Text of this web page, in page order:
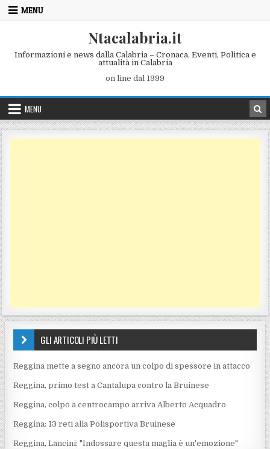
Skip to content
MENU
Ntacalabria.it
Informazioni e news dalla Calabria – Cronaca, Eventi, Politica e
attualità in Calabria
on line dal 1999
MENU
GLI ARTICOLI PIÙ LETTI
Reggina mette a segno ancora un colpo di spessore in attacco
Reggina, primo test a Cantalupa contro la Bruinese
Reggina, colpo a centrocampo arriva Alberto Acquadro
Reggina: 13 reti alla Polisportiva Bruinese
Reggina, Lancini: "Indossare questa maglia è un'emozione"